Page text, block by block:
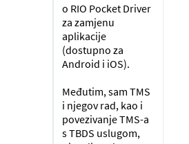
o RIO Pocket Driver
za zamjenu
aplikacije
(dostupno za
Android i iOS).
Međutim, sam TMS
i njegov rad, kao i
povezivanje TMS-a
s TBDS uslugom,